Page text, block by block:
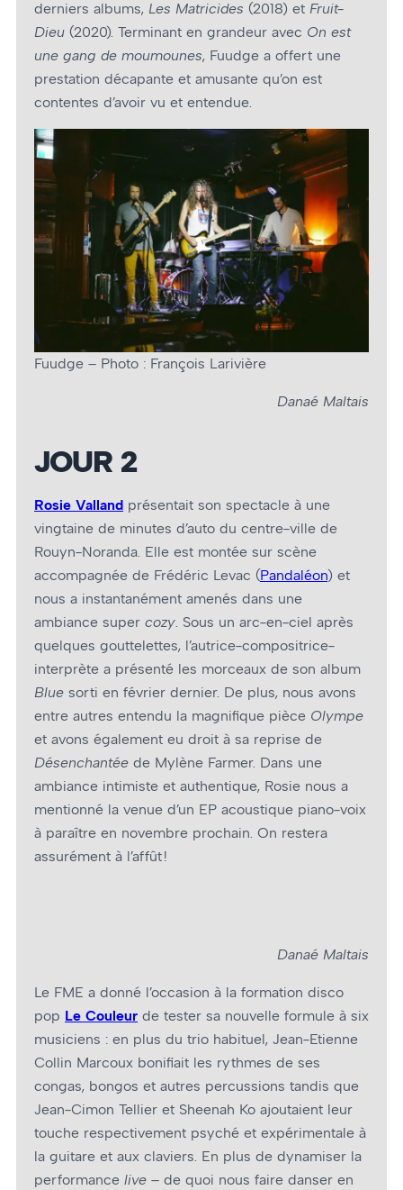
derniers albums, Les Matricides (2018) et Fruit-
Dieu (2020). Terminant en grandeur avec On est
une gang de moumounes, Fuudge a offert une
prestation décapante et amusante qu’on est
contentes d’avoir vu et entendue.
Fuudge – Photo : François Larivière
Danaé Maltais
JOUR 2
Rosie Valland présentait son spectacle à une
vingtaine de minutes d’auto du centre-ville de
Rouyn-Noranda. Elle est montée sur scène
accompagnée de Frédéric Levac (Pandaléon) et
nous a instantanément amenés dans une
ambiance super cozy. Sous un arc-en-ciel après
quelques gouttelettes, l’autrice-compositrice-
interprète a présenté les morceaux de son album
Blue sorti en février dernier. De plus, nous avons
entre autres entendu la magnifique pièce Olympe
et avons également eu droit à sa reprise de
Désenchantée de Mylène Farmer. Dans une
ambiance intimiste et authentique, Rosie nous a
mentionné la venue d’un EP acoustique piano-voix
à paraître en novembre prochain. On restera
assurément à l’affût !
Danaé Maltais
Le FME a donné l’occasion à la formation disco
pop Le Couleur de tester sa nouvelle formule à six
musiciens : en plus du trio habituel, Jean-Etienne
Collin Marcoux bonifiait les rythmes de ses
congas, bongos et autres percussions tandis que
Jean-Cimon Tellier et Sheenah Ko ajoutaient leur
touche respectivement psyché et expérimentale à
la guitare et aux claviers. En plus de dynamiser la
performance live – de quoi nous faire danser en